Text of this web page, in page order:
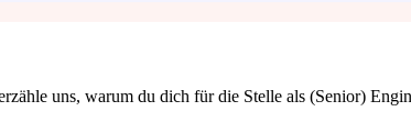
uns, warum du dich für die Stelle als (Senior)